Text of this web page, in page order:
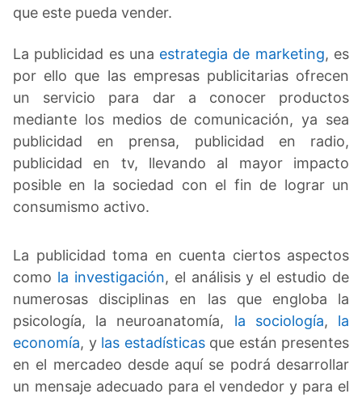
que este pueda vender.
La publicidad es una estrategia de marketing, es
por ello que las empresas publicitarias ofrecen
un servicio para dar a conocer productos
mediante los medios de comunicación, ya sea
publicidad en prensa, publicidad en radio,
publicidad en tv, llevando al mayor impacto
posible en la sociedad con el fin de lograr un
consumismo activo.
La publicidad toma en cuenta ciertos aspectos
como la investigación, el análisis y el estudio de
numerosas disciplinas en las que engloba la
psicología, la neuroanatomía, la sociología, la
economía, y las estadísticasque están presentes
en el mercadeo desde aquí se podrá desarrollar
un mensaje adecuado para el vendedor y para el